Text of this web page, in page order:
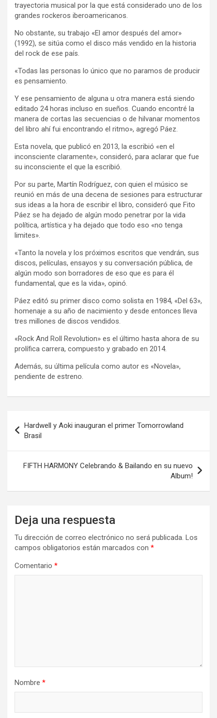
trayectoria musical por la que está considerado uno de los
grandes rockeros iberoamericanos.
No obstante, su trabajo «El amor después del amor»
(1992), se sitúa como el disco más vendido en la historia
del rock de ese país.
«Todas las personas lo único que no paramos de producir
es pensamiento.
Y ese pensamiento de alguna u otra manera está siendo
editado 24 horas incluso en sueños. Cuando encontré la
manera de cortas las secuencias o de hilvanar momentos
del libro ahí fui encontrando el ritmo», agregó Páez.
Esta novela, que publicó en 2013, la escribió «en el
inconsciente claramente», consideró, para aclarar que fue
su inconsciente el que la escribió.
Por su parte, Martín Rodríguez, con quien el músico se
reunió en más de una decena de sesiones para estructurar
sus ideas a la hora de escribir el libro, consideró que Fito
Páez se ha dejado de algún modo penetrar por la vida
política, artística y ha dejado que todo eso «no tenga
limites».
«Tanto la novela y los próximos escritos que vendrán, sus
discos, películas, ensayos y su conversación pública, de
algún modo son borradores de eso que es para él
fundamental, que es la vida», opinó.
Páez editó su primer disco como solista en 1984, «Del 63»,
homenaje a su año de nacimiento y desde entonces lleva
tres millones de discos vendidos.
«Rock And Roll Revolution» es el último hasta ahora de su
prolífica carrera, compuesto y grabado en 2014.
Además, su última película como autor es «Novela»,
pendiente de estreno.
de
entradas
Hardwell y Aoki inauguran el primer Tomorrowland
Brasil
FIFTH HARMONY Celebrando & Bailando en su nuevo
Album!
Deja una respuesta
Tu dirección de correo electrónico no será publicada. Los
campos obligatorios están marcados con *
Comentario *
Nombre *